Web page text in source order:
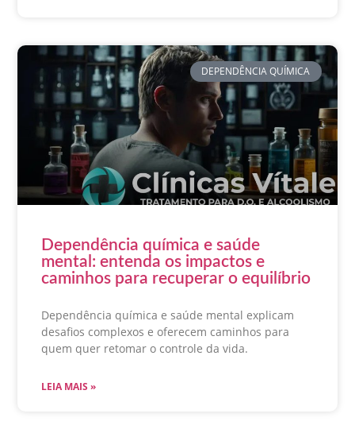
DEPENDÊNCIA QUÍMICA
Dependência química e saúde
mental: entenda os impactos e
caminhos para recuperar o equilíbrio
Dependência química e saúde mental explicam
desafios complexos e oferecem caminhos para
quem quer retomar o controle da vida.
LEIA MAIS »